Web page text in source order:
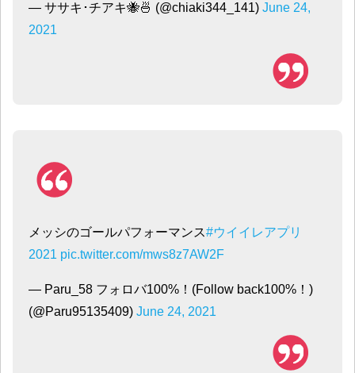
— ササキ･チアキ🐝🍜 (@chiaki344_141) June 24,
2021
メッシのゴールパフォーマンス#ウイイレアプリ
2021 pic.twitter.com/mws8z7AW2F
— Paru_58 フォロバ100%！(Follow back100%！)
(@Paru95135409) June 24, 2021